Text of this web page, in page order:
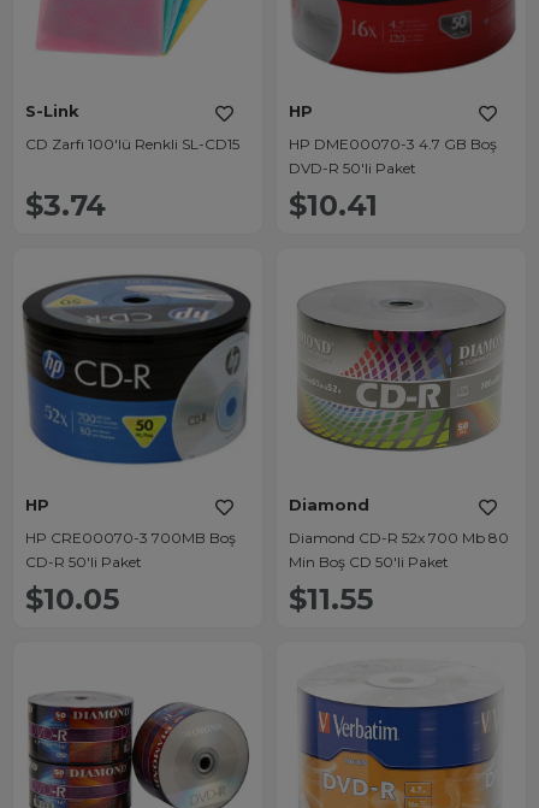
S-Link
CD Zarfı 100'lü Renkli SL-CD15
$3.74
HP
HP DME00070-3 4.7 GB Boş
DVD-R 50'li Paket
$10.41
HP
HP CRE00070-3 700MB Boş
CD-R 50'li Paket
$10.05
Diamond
Diamond CD-R 52x 700 Mb 80
Min Boş CD 50'li Paket
$11.55